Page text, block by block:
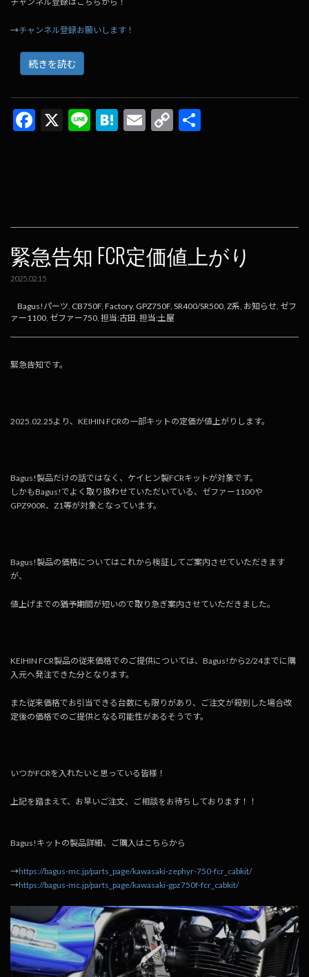
→チャンネル登録お願いします！
続きを読む
F
o
k
X
Li H E
C
n
k
緊急告知 FCR定価値上がり
2025.02.15
Bagus!パーツ, CB750F, Factory, GPZ750F, SR400/SR500, Z系, お知らせ, ゼフ
ァー1100, ゼファー750, 担当:古田, 担当:土屋
緊急告知です。
2025.02.25より、KEIHIN FCRの一部キットの定価が値上がりします。
Bagus!製品だけの話ではなく、ケイヒン製FCRキットが対象です。
しかもBagus!でよく取り扱わせていただいている、ゼファー1100や
GPZ900R、Z1等が対象となっています。
Bagus!製品の価格についてはこれから検証してご案内させていただきます
が、
値上げまでの猶予期間が短いので取り急ぎ案内させていただきました。
KEIHIN FCR製品の従来価格でのご提供については、Bagus!から2/24までに購
入元へ発注できた分となります。
また従来価格でお引当できる台数にも限りがあり、ご注文が殺到した場合改
定後の価格でのご提供となる可能性があるそうです。
いつかFCRを入れたいと思っている皆様！
上記を踏まえて、お早いご注文、ご相談をお待ちしております！！
Bagus!キットの製品詳細、ご購入はこちらから
→https://bagus-mc.jp/parts_page/kawasaki-zephyr-750-fcr_cabkit/
→https://bagus-mc.jp/parts_page/kawasaki-gpz750f-fcr_cabkit/